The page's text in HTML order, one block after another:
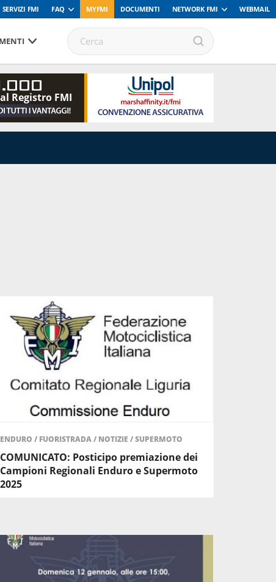
SERVIZI FMI FAQ MYFMI DOCUMENTI NETWORK FMI WEBMAIL
Registro FMI
ENDURO / FUORISTRADA/ NOTIZIE /SUPERMOTO
COMUNICATO: Posticipo premiazione dei
Campioni Regionali Enduro e Supermoto
2025